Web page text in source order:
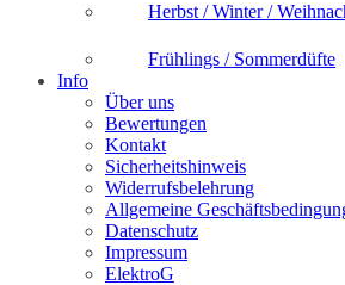
Herbst / Winter /
Frühlings / Sommerdüfte
Info
Über uns
Bewertungen
Kontakt
Sicherheitshinweis
Widerrufsbelehrung
Allgemeine
Datenschutz
Impressum
ElektroG